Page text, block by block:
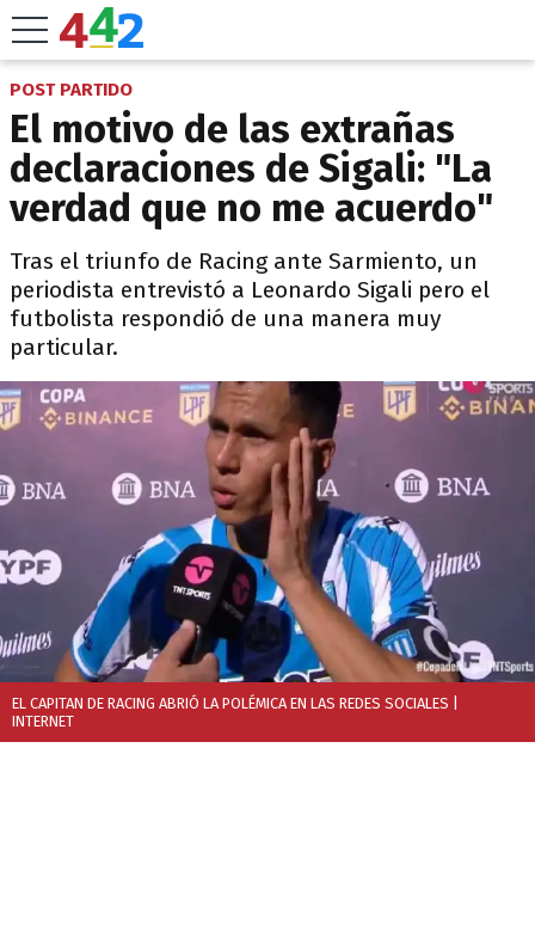
POST PARTIDO
El motivo de las extrañas
declaraciones de Sigali: "La
verdad que no me acuerdo"
Tras el triunfo de Racing ante Sarmiento, un
periodista entrevistó a Leonardo Sigali pero el
futbolista respondió de una manera muy
particular.
EL CAPITAN DE RACING ABRIÓ LA POLÉMICA EN LAS REDES SOCIALES
INTERNET